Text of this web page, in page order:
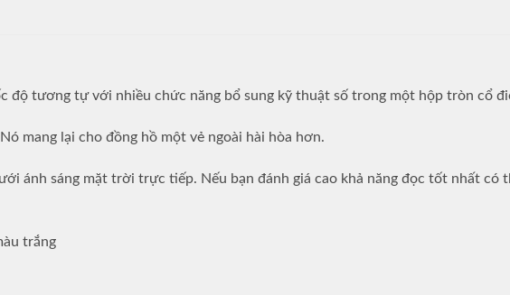
độ tương tự với nhiều chức năng bổ sung kỹ thuật số trong một hộp tròn cổ
mang lại cho đồng hồ một vẻ ngoài hài hòa hơn.
ánh sáng mặt trời trực tiếp. Nếu bạn đánh giá cao khả năng đọc tốt nhất có
trắng